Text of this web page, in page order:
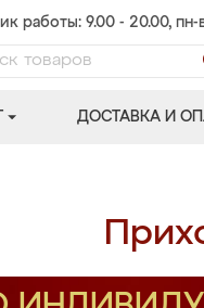
работы: 9.00 - 20.00, пн-
ДОСТАВКА И